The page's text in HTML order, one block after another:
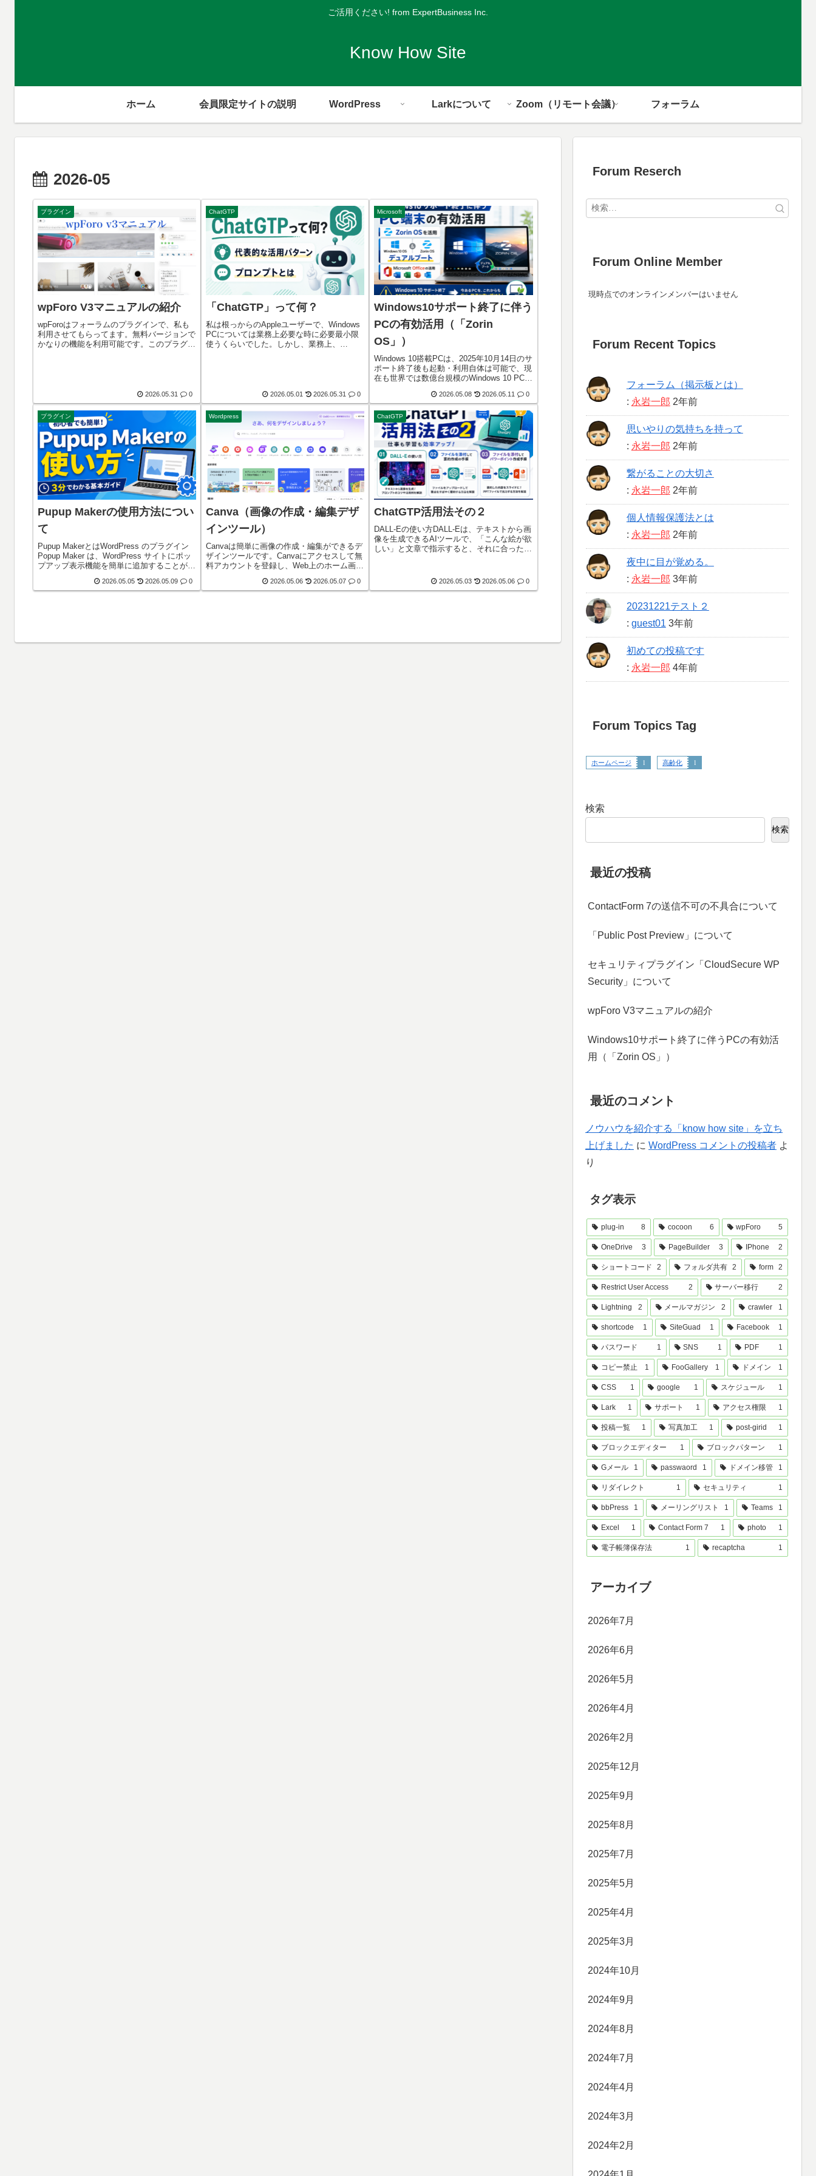
ご活用ください! from ExpertBusiness Inc.
Know How Site
ホーム 会員限定サイトの説明 WordPress Larkについて Zoom（リモート会議） フォーラム
2026-05
プラグイン
wpForo V3マニュアルの紹介
wpForoはフォーラムのプラグインで、私も
利用させてもらってます。無料バージョンで
かなりの機能を利用可能です。このプラグイ
2026.05.31 0
ChatGTP
「ChatGTP」って何？
私は根っからのAppleユーザーで、Windows
PCについては業務上必要な時に必要最小限
使うくらいでした。しかし、業務上、
することができました。
2026.05.01 2026.05.31 0
Microsoft
Windows10サポート終了に伴う
PCの有効活用（「Zorin
OS」）
Windows 10搭載PCは、2025年10月14日のサ
ポート終了後も起動・利用自体は可能で、現
在も世界では数億台規模のWindows 10 PCが
アップグレード可能なPCやハードウェア要
件...
2026.05.08 2026.05.11 0
プラグイン
Pupup Makerの使用方法につい
て
Pupup MakerとはWordPress のプラグイン
Popup Maker は、WordPress サイトにポッ
プアップ表示機能を簡単に追加することがで
詳細、注意事項など、ページ本文に入れる
と...
2026.05.05 2026.05.09 0
Wordpress
Canva（画像の作成・編集デザ
インツール）
Canvaは簡単に画像の作成・編集ができるデ
ザインツールです。Canvaにアクセスして無
料アカウントを登録し、Web上のホーム画面
レゼン用資料、広告チラシなどに使えるデザ
インを、誰でも簡単に作...
2026.05.06 2026.05.07 0
ChatGTP
ChatGTP活用法その２
DALL-Eの使い方DALL-Eは、テキストから画
像を生成できるAIツールで、「こんな絵が欲
しい」と文章で指示すると、それに合った画
変わります。DALL-Eとは...
2026.05.03 2026.05.06 0
Forum Reserch
Forum Online Member
現時点でのオンラインメンバーはいません
Forum Recent Topics
フォーラム（掲示板とは）
: 永岩一郎 2年前
思いやりの気持ちを持って
: 永岩一郎 2年前
繋がることの大切さ
: 永岩一郎 2年前
個人情報保護法とは
: 永岩一郎 2年前
夜中に目が覚める。
: 永岩一郎 3年前
20231221テスト２
: guest01 3年前
初めての投稿です
: 永岩一郎 4年前
Forum Topics Tag
ホームページ 1 高齢化 1
検索
検索
最近の投稿
ContactForm 7の送信不可の不具合について
「Public Post Preview」について
セキュリティプラグイン「CloudSecure WP
Security」について
wpForo V3マニュアルの紹介
Windows10サポート終了に伴うPCの有効活
用（「Zorin OS」）
最近のコメント
ノウハウを紹介する「know how site」を立ち
上げました に WordPress コメントの投稿者 よ
り
タグ表示
plug-in 8 cocoon 6 wpForo 5
OneDrive 3 PageBuilder 3 IPhone 2
ショートコード 2 フォルダ共有 2 form 2
Restrict User Access 2 サーバー移行 2
Lightning 2 メールマガジン 2 crawler 1
shortcode 1 SiteGuad 1 Facebook 1
パスワード 1 SNS 1 PDF 1
コピー禁止 1 FooGallery 1 ドメイン 1
CSS 1 google 1 スケジュール 1
Lark 1 サポート 1 アクセス権限 1
投稿一覧 1 写真加工 1 post-girid 1
ブロックエディター 1 ブロックパターン 1
Gメール 1 passwaord 1 ドメイン移管 1
リダイレクト 1 セキュリティ 1
bbPress 1 メーリングリスト 1 Teams 1
Excel 1 Contact Form 7 1 photo 1
電子帳簿保存法 1 recaptcha 1
アーカイブ
2026年7月
2026年6月
2026年5月
2026年4月
2026年2月
2025年12月
2025年9月
2025年8月
2025年7月
2025年5月
2025年4月
2025年3月
2024年10月
2024年9月
2024年8月
2024年7月
2024年4月
2024年3月
2024年2月